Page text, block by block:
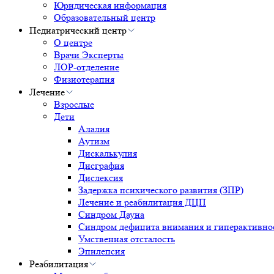
Юридическая информация
Образовательный центр
Педиатрический центр
О центре
Врачи Эксперты
ЛОР-отделение
Физиотерапия
Лечение
Взрослые
Дети
Алалия
Аутизм
Дискалькулия
Дисграфия
Дислексия
Задержка психического развития (ЗПР)
Лечение и реабилитация ДЦП
Синдром Дауна
Синдром дефицита внимания и
Умственная отсталость
Эпилепсия
Реабилитация